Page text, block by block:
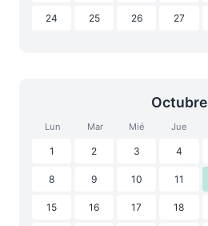
24 25 26 27
Octubre
Lun Mar Mié Jue
1 2 3 4
8 9 10 11
15 16 17 18